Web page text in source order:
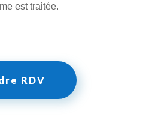
est traitée.
RDV